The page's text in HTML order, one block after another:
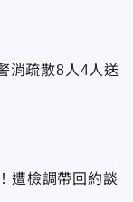
消疏散8人4人送
遭檢調帶回約談